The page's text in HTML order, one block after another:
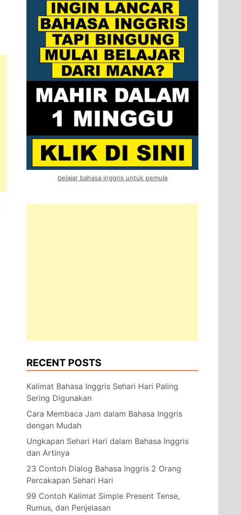
belajar bahasa inggris untuk pemula
RECENT POSTS
Kalimat Bahasa Inggris Sehari Hari Paling
Sering Digunakan
Cara Membaca Jam dalam Bahasa Inggris
dengan Mudah
Ungkapan Sehari Hari dalam Bahasa Inggris
dan Artinya
23 Contoh Dialog Bahasa Inggris 2 Orang
Percakapan Sehari Hari
99 Contoh Kalimat Simple Present Tense,
Rumus, dan Penjelasan